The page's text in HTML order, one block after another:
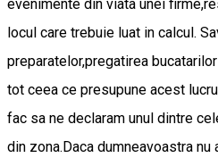
evenimente din viata unei
locul care trebuie luat in calcul.
preparatelor,pregatirea
tot ceea ce presupune acest
fac sa ne declaram unul dintre
din zona.Daca dumneavoastra nu